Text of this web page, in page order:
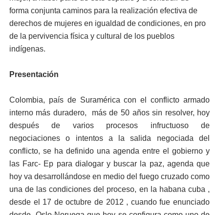
forma conjunta caminos para la realización efectiva de
derechos de mujeres en igualdad de condiciones, en pro
de la pervivencia física y cultural de los pueblos
indígenas.
Presentación
Colombia, país de Suramérica con el conflicto armado
interno más duradero, más de 50 años sin resolver, hoy
después de varios procesos infructuoso de
negociaciones o intentos a la salida negociada del
conflicto, se ha definido una agenda entre el gobierno y
las Farc- Ep para dialogar y buscar la paz, agenda que
hoy va desarrollándose en medio del fuego cruzado como
una de las condiciones del proceso, en la habana cuba ,
desde el 17 de octubre de 2012 , cuando fue enunciado